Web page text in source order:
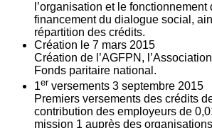
l’organisation et le
financement du dialogue social,
répartition des crédits.
Création le 7 mars 2015
Création de l’AGFPN,
Fonds paritaire national.
1er versements 3 septembre 2015
Premiers versements des crédits
contribution des employeurs de
mission 1 auprès des